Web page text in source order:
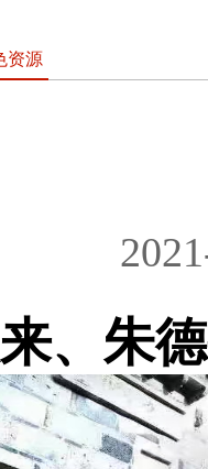
资源
、朱